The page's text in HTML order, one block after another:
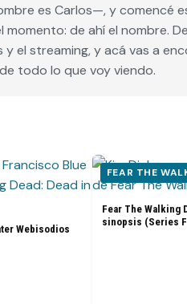
es Carlos—, y comencé
momento: de ahí el nombre.
y el streaming, y acá vas a
todo lo que voy viendo.
Webisodios
FEAR THE
Fear The Walking
sinopsis (Series